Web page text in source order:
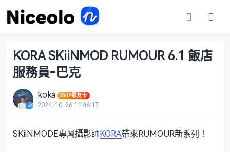
KORA SKiiNMOD RUMOUR 6.1 飯店
服務員-巴克
koka SVIP摯友卡
2024-10-26 11:46:17
SKiiNMODE專屬攝影師KORA帶來RUMOUR新系列！